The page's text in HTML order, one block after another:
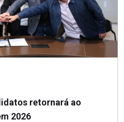
retornará ao
2026